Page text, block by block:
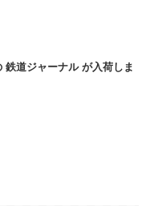
鉄道ジャーナル が入荷しま